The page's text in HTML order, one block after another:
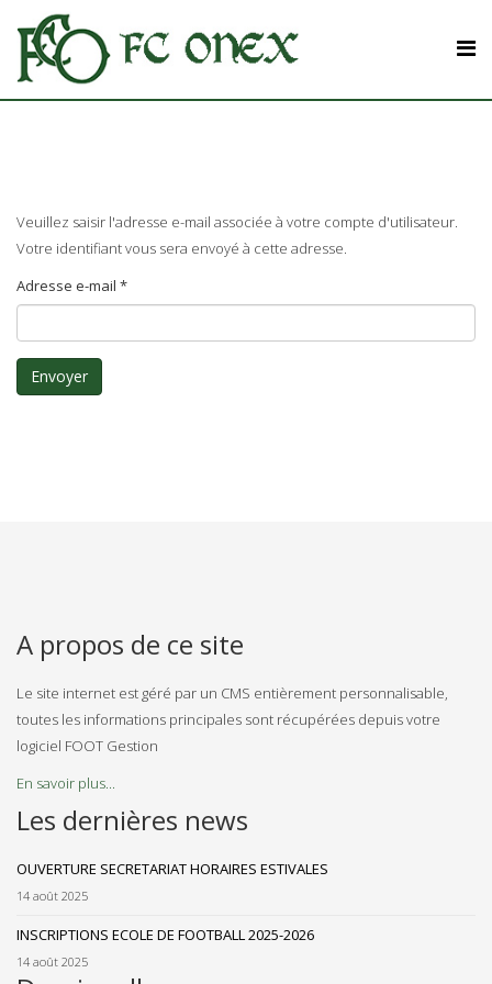
Veuillez saisir l'adresse e-mail associée à votre compte d'utilisateur.
Votre identifiant vous sera envoyé à cette adresse.
Adresse e-mail *
Envoyer
A propos de ce site
Le site internet est géré par un CMS entièrement personnalisable,
toutes les informations principales sont récupérées depuis votre
logiciel FOOT Gestion
En savoir plus...
Les dernières news
OUVERTURE SECRETARIAT HORAIRES ESTIVALES
14 août 2025
INSCRIPTIONS ECOLE DE FOOTBALL 2025-2026
14 août 2025